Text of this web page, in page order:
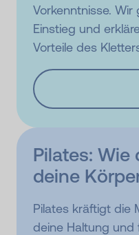
Vorkenntnisse.
Einstieg und
Vorteile des
Pilates: Wie
deine
Pilates kräftigt die
deine Haltung und